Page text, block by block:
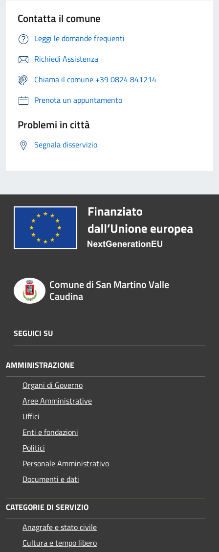
Contatta il comune
Leggi le domande frequenti
Richiedi Assistenza
Chiama il comune +39 0824 841214
Prenota un appuntamento
Problemi in città
Segnala disservizio
Comune di San Martino Valle
Caudina
SEGUICI SU
AMMINISTRAZIONE
Organi di Governo
Aree Amministrative
Uffici
Enti e fondazioni
Politici
Personale Amministrativo
Documenti e dati
CATEGORIE DI SERVIZIO
Anagrafe e stato civile
Cultura e tempo libero